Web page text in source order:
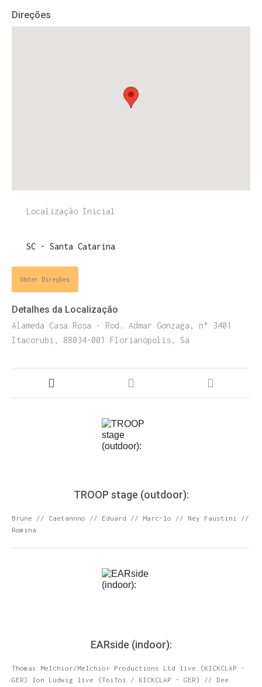
Direções
Obter Direções
Detalhes da Localização
Alameda Casa Rosa - Rod. Admar Gonzaga, n° 3401
Itacorubi, 88034-001 Florianópolis, Sa
TROOP stage (outdoor):
Brune // Caetannno // Eduard // Marc-lo // Ney Faustini //
Romina
EARside (indoor):
Thomas Melchior/Melchior Productions Ltd live (KICKCLAP -
GER) Ion Ludwig live (ToiToi / KICKCLAP - GER) // Dee
ENTRE PARA O NOSSO MEMBERS CLUB